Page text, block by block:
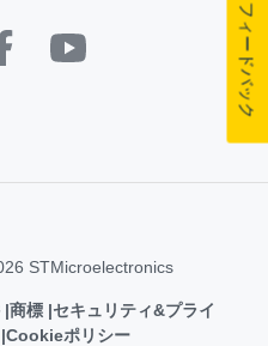
STMicroelectronics
商標 セキュリティ&プライ
Cookieポリシー
フィードバック